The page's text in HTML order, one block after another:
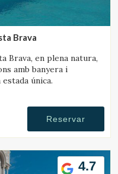
Brava
Brava, en plena natura,
amb banyera i
única.
Reservar
4.7